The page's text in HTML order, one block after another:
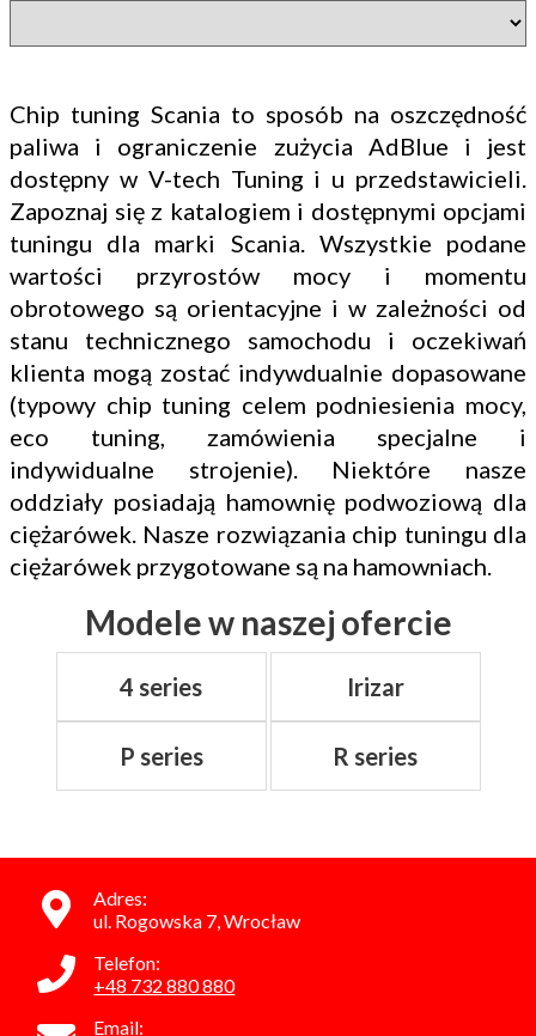
Chip tuning Scania to sposób na oszczędność
paliwa i ograniczenie zużycia AdBlue i jest
dostępny w V-tech Tuning i u przedstawicieli.
Zapoznaj się z katalogiem i dostępnymi opcjami
tuningu dla marki Scania. Wszystkie podane
wartości przyrostów mocy i momentu
obrotowego są orientacyjne i w zależności od
stanu technicznego samochodu i oczekiwań
klienta mogą zostać indywdualnie dopasowane
(typowy chip tuning celem podniesienia mocy,
eco tuning, zamówienia specjalne i
indywidualne strojenie). Niektóre nasze
oddziały posiadają hamownię podwoziową dla
ciężarówek. Nasze rozwiązania chip tuningu dla
ciężarówek przygotowane są na hamowniach.
Modele w naszej ofercie
4 series Irizar
P series R series
Adres:
ul. Rogowska 7, Wrocław
Telefon:
+48 732 880 880
Email: